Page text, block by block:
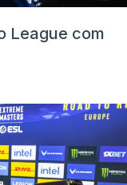
League com